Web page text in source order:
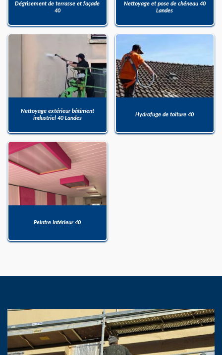
Dégrisement de terrasse et façade
40
Nettoyage et pose de chéneau 40
Landes
Nettoyage extérieur bâtiment
industriel 40 Landes
Hydrofuge de toiture 40
Peintre Intérieur 40